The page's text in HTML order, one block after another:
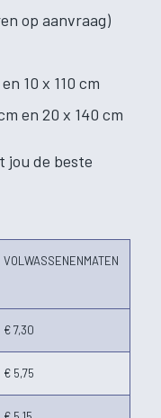
op aanvraag)
10 x 110 cm
en 20 x 140 cm
jou de beste
VOLWASSENENMATEN
€ 7,30
€ 5,75